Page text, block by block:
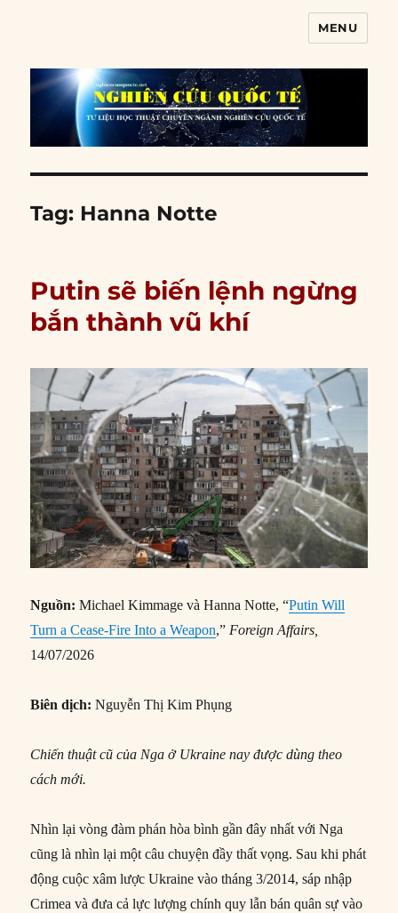
MENU
Tag: Hanna Notte
Putin sẽ biến lệnh ngừng
bắn thành vũ khí
Nguồn: Michael Kimmage và Hanna Notte, “Putin Will
Turn a Cease-Fire Into a Weapon,”Foreign Affairs,
14/07/2026
Biên dịch:Nguyễn Thị Kim Phụng
Chiến thuật cũ của Nga ở Ukraine nay được dùng theo
cách mới.
Nhìn lại vòng đàm phán hòa bình gần đây nhất với Nga
cũng là nhìn lại một câu chuyện đầy thất vọng. Sau khi phát
động cuộc xâm lược Ukraine vào tháng 3/2014, sáp nhập
Crimea và đưa cả lực lượng chính quy lẫn bán quân sự vào